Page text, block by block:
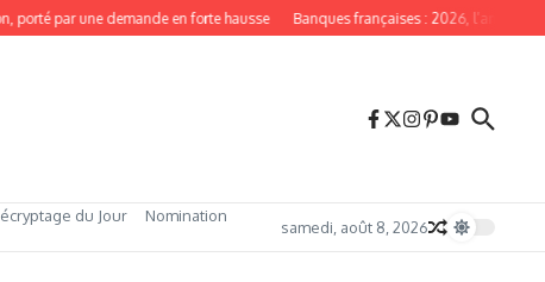
par une demande en forte hausse Banques françaises : 2026, l’année du
du Jour
Nomination
samedi, août 8, 2026